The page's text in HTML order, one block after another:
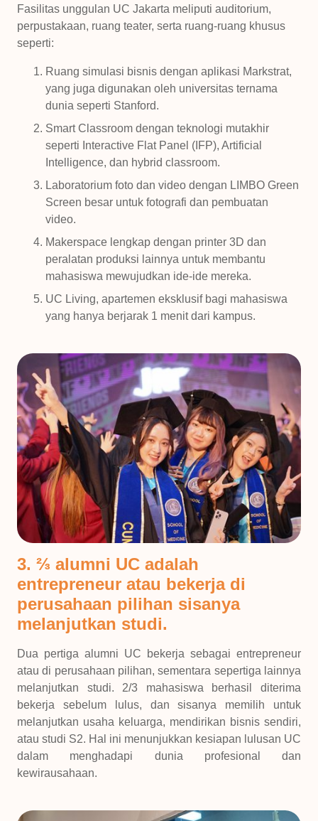
Fasilitas unggulan UC Jakarta meliputi auditorium,
perpustakaan, ruang teater, serta ruang-ruang khusus
seperti:
Ruang simulasi bisnis dengan aplikasi Markstrat,
yang juga digunakan oleh universitas ternama
dunia seperti Stanford.
Smart Classroom dengan teknologi mutakhir
seperti Interactive Flat Panel (IFP), Artificial
Intelligence, dan hybrid classroom.
Laboratorium foto dan video dengan LIMBO Green
Screen besar untuk fotografi dan pembuatan
video.
Makerspace lengkap dengan printer 3D dan
peralatan produksi lainnya untuk membantu
mahasiswa mewujudkan ide-ide mereka.
UC Living, apartemen eksklusif bagi mahasiswa
yang hanya berjarak 1 menit dari kampus.
3. ⅔ alumni UC adalah
entrepreneur atau bekerja di
perusahaan pilihan sisanya
melanjutkan studi.
Dua pertiga alumni UC bekerja sebagai entrepreneur
atau di perusahaan pilihan, sementara sepertiga lainnya
melanjutkan studi. 2/3 mahasiswa berhasil diterima
bekerja sebelum lulus, dan sisanya memilih untuk
melanjutkan usaha keluarga, mendirikan bisnis sendiri,
atau studi S2. Hal ini menunjukkan kesiapan lulusan UC
dalam menghadapi dunia profesional dan
kewirausahaan.